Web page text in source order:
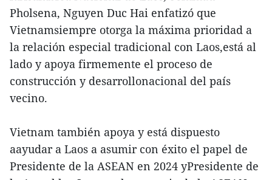
Pholsena, Nguyen Duc Hai enfatizó que
Vietnamsiempre otorga la máxima prioridad a
la relación especial tradicional con Laos,está al
lado y apoya firmemente el proceso de
construcción y desarrollonacional del país
vecino.
Vietnam también apoya y está dispuesto
aayudar a Laos a asumir con éxito el papel de
Presidente de la ASEAN en 2024 yPresidente de